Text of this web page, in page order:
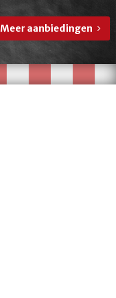
Meer aanbiedingen